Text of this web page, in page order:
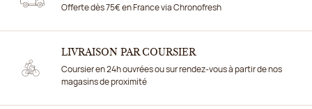
Offerte dès 75€ en France via Chronofresh
LIVRAISON PAR COURSIER
Coursier en 24h ouvrées ou sur rendez-vous à partir de nos
magasins de proximité